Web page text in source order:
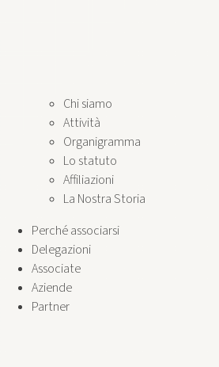
Chi siamo
Attività
Organigramma
Lo statuto
Affiliazioni
La Nostra Storia
Perché associarsi
Delegazioni
Associate
Aziende
Partner